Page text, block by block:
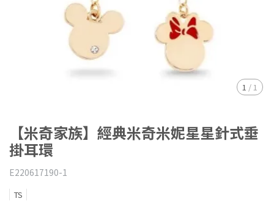
1 / 1
【米奇家族】經典米奇米妮星星針式垂
掛耳環
E220617190-1
TS